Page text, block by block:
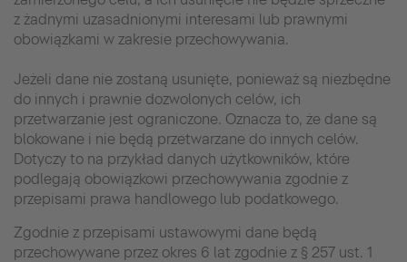
z żadnymi uzasadnionymi interesami lub prawnymi
obowiązkami w zakresie przechowywania.
Jeżeli dane nie zostaną usunięte, ponieważ są niezbędne
do innych i prawnie dozwolonych celów, ich
przetwarzanie jest ograniczone. Oznacza to, że dane są
blokowane i nie będą przetwarzane do innych celów.
Dotyczy to na przykład danych użytkowników, które
podlegają obowiązkowi przechowywania zgodnie z
przepisami prawa handlowego lub podatkowego.
Zgodnie z przepisami ustawowymi dane będą
przechowywane przez okres 6 lat zgodnie z § 257 ust. 1